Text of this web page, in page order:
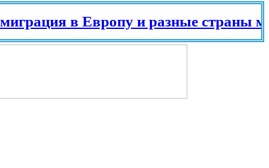
в Европу и разные страны мира